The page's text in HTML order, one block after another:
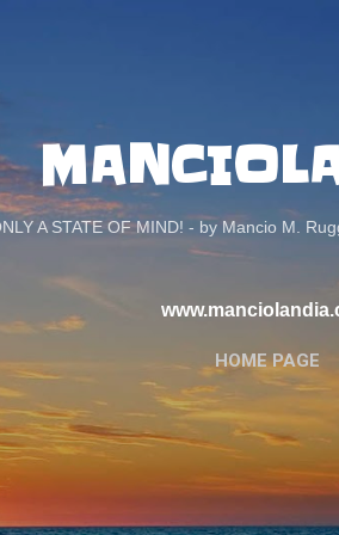
A STATE OF MIND! - by Mancio M.
HOME PAGE